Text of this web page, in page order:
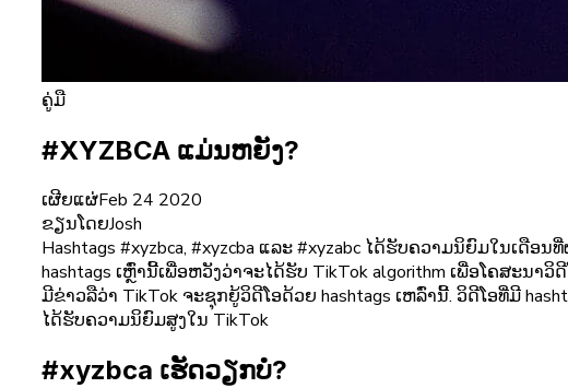
ຄູ່ມື
#XYZBCA ແມ່ນຫຍັງ?
ເຜີຍແຜ່Feb 24 2020
ຂຽນໂດຍJosh
Hashtags #xyzbca, #xyzcba ແລະ #xyzabc ໄດ້ຮັບຄວາມນິຍົມໃນເດື
hashtags ເຫຼົ່ານີ້ເພື່ອຫວັງວ່າຈະໄດ້ຮັບ TikTok algorithm ເພື່ອໂຄສະນາ
ມີຂ່າວລືວ່າ TikTok ຈະຊຸກຍູ້ວິດີໂອດ້ວຍ hashtags ເຫລົ່ານີ້. ວິດີໂອທີ່ມີ
ໄດ້ຮັບຄວາມນິຍົມສູງໃນ TikTok
#xyzbca ເຮັດວຽກບໍ?